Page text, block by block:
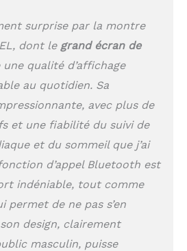
surprise par la montre
dont le grand écran de
qualité d’affichage
au quotidien. Sa
avec plus de
et une fiabilité du suivi de
et du sommeil que j’ai
d’appel Bluetooth est
indéniable, tout comme
permet de ne pas s’en
design, clairement
masculin, puisse